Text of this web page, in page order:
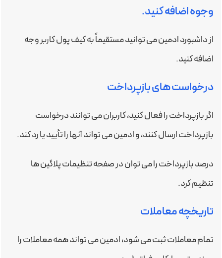
وجوه اضافه کنید.
از داشبورد ادمین می توانید مستقیماً به کیف پول کاربر وجه
اضافه کنید.
درخواست های بازپرداخت
اگر بازپرداخت را فعال کنید، کاربران می توانند درخواست
بازپرداخت ارسال کنند، و ادمین می تواند آنها را تأیید یا رد کند.
درصد بازپرداخت را می توان در صفحه تنظیمات پلاگین ها
تنظیم کرد.
تاریخچه معاملات
تمام معاملات ثبت می شود، ادمین می تواند همه معاملات را